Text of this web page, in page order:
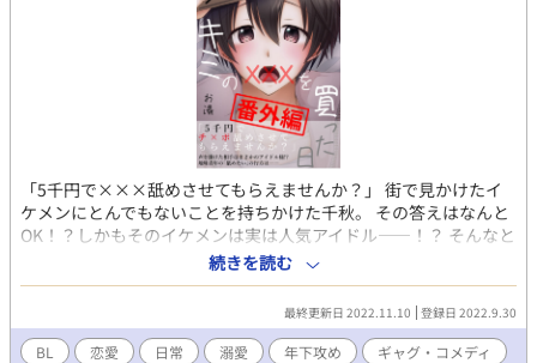
「5千円で×××舐めさせてもらえませんか？」 街で見かけたイ
ケメンにとんでもないことを持ちかけた千秋。 その答えはなんと
OK！？しかもそのイケメンは実は人気アイドル――！？ そんなと
んでもない出会いのふたりも、いまは恋人同士！ ちょっとエッチ
な千秋と、そんな千秋が可愛い大牙の、可愛くて優しいほのぼの
番外編です ※本編は電子書籍配信中のため掲載していません
続きを読む
最終更新日 2022.11.10 登録日 2022.9.30
BL 恋愛 日常 溺愛 年下攻め
ギャグ・コメディ